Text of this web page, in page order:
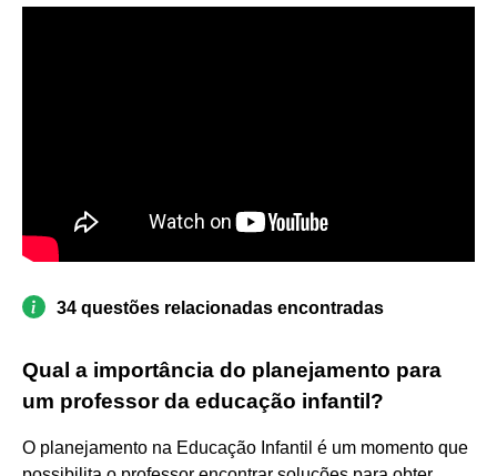
34 questões relacionadas encontradas
Qual a importância do planejamento para
um professor da educação infantil?
O planejamento na Educação Infantil é um momento que